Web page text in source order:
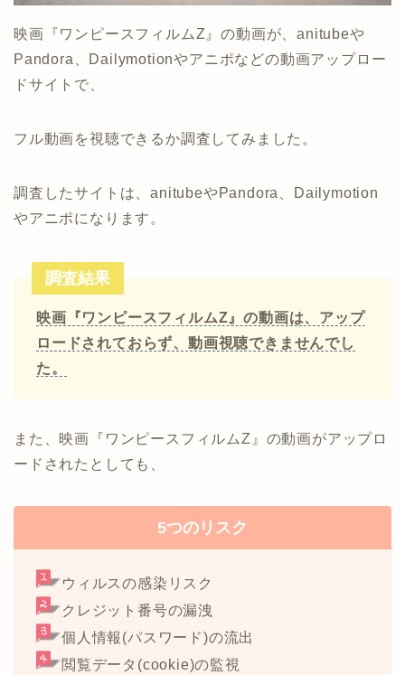
映画『ワンピースフィルムZ』の動画が、anitubeや
Pandora、Dailymotionやアニポなどの動画アップロー
ドサイトで、
フル動画を視聴できるか調査してみました。
調査したサイトは、anitubeやPandora、Dailymotion
やアニポになります。
調査結果
映画『ワンピースフィルムZ』の動画は、アップ
ロードされておらず、動画視聴できませんでし
た。
また、映画『ワンピースフィルムZ』の動画がアップロ
ードされたとしても、
5つのリスク
ウィルスの感染リスク
クレジット番号の漏洩
個人情報(パスワード)の流出
閲覧データ(cookie)の監視